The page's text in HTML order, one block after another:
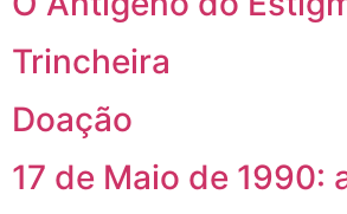
Trincheira
Doação
17 de Maio de 1990: